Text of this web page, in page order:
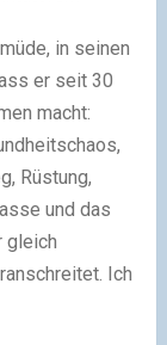
in seinen
er seit 30
macht:
Rüstung,
und das
gleich
Ich